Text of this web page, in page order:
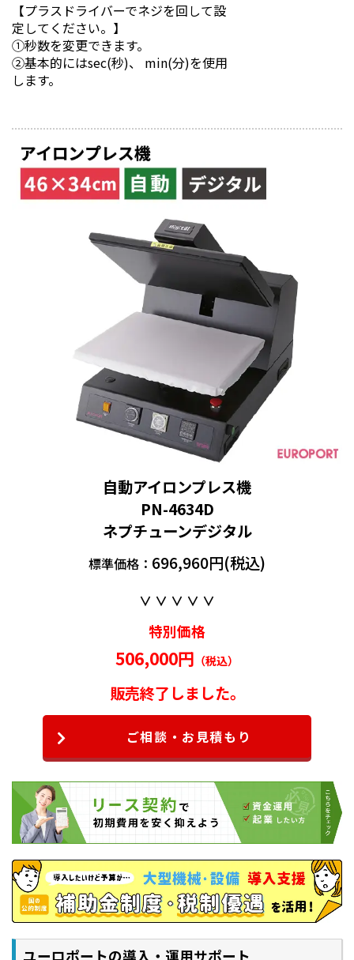
【プラスドライバーでネジを回して設
定してください。】
①秒数を変更できます。
②基本的にはsec(秒)、 min(分)を使用
します。
自動アイロンプレス機
PN-4634D
ネプチューンデジタル
標準価格： 696,960円(税込)
∨ ∨ ∨ ∨ ∨
特別価格
506,000円 （税込）
販売終了しました。
ご相談・お見積もり
ユーロポートの導入・運用サポート